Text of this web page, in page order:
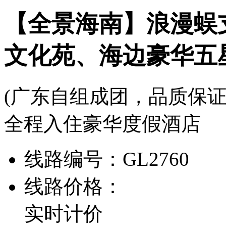
【全景海南】浪漫
文化苑、海边豪华五
(广东自组成团，品质保
全程入住豪华度假酒店
线路编号： GL2760
线路价格：
实时计价